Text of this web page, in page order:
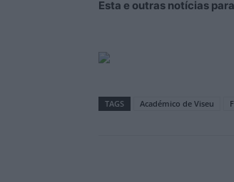
Esta e outras notícias
TAGS Académico de Viseu